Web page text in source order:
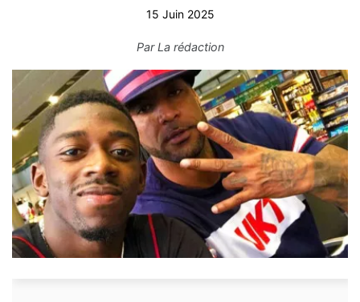
15 Juin 2025
ParLa rédaction